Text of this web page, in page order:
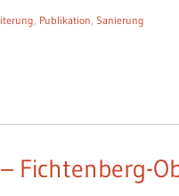
, Publikation, Sanierung
Fichtenberg-